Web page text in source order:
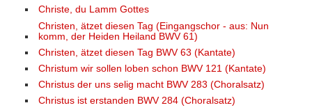
Christe, du Lamm Gottes
Christen, ätzet diesen Tag (Eingangschor - aus: Nun
komm, der Heiden Heiland BWV 61)
Christen, ätzet diesen Tag BWV 63 (Kantate)
Christum wir sollen loben schon BWV 121 (Kantate)
Christus der uns selig macht BWV 283 (Choralsatz)
Christus ist erstanden BWV 284 (Choralsatz)